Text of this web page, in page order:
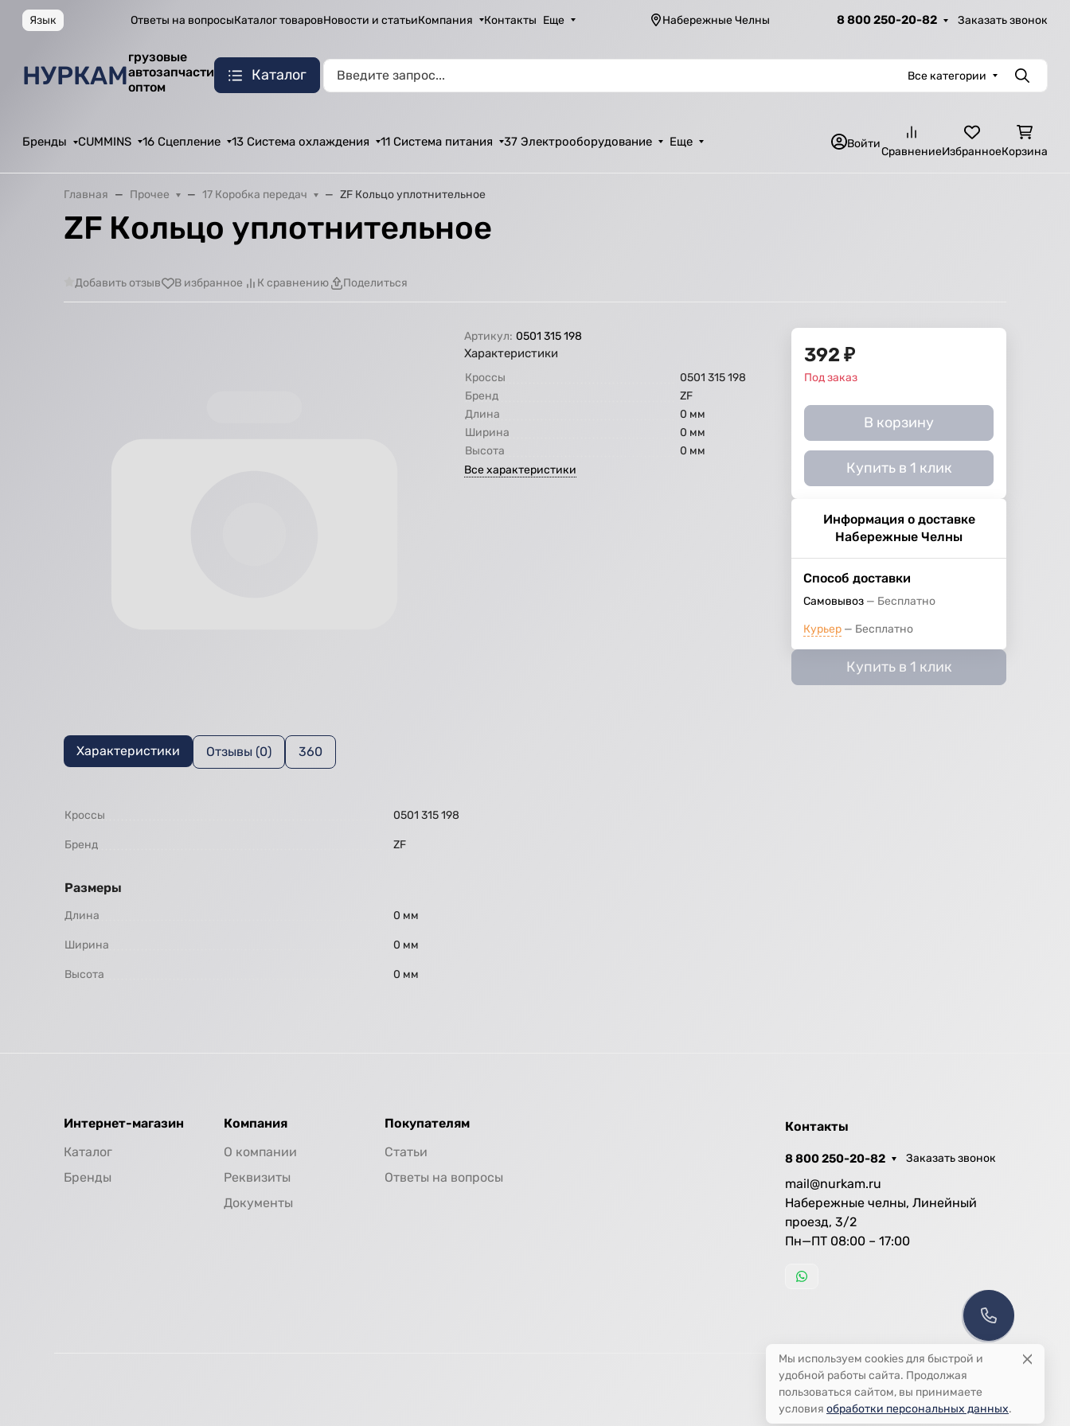
Язык Ответы на вопросыКаталог товаровНовости и статьиКомпания Контакты Еще Набережные Челны 8 800 250-20-82 Заказать звонок
НУРКАМ
грузовые
автозапчасти
оптом
Каталог Все категории Поиск
Бренды CUMMINS 16 Сцепление 13 Система охлаждения 11 Система питания 37 Электрооборудование Еще Войти
СравнениеИзбранноеКорзина
Главная Прочее 17 Коробка передач ZF Кольцо уплотнительное
ZF Кольцо уплотнительное
Добавить отзыв В избранное К сравнению Поделиться
Артикул: 0501 315 198
Характеристики
Кроссы
0501 315 198
Бренд
ZF
Длина
0 мм
Ширина
0 мм
Высота
0 мм
Все характеристики
392₽
Под заказ
В корзину
Купить в 1 клик
Информация о доставке
Набережные Челны
Способ доставки
Самовывоз Бесплатно
Курьер Бесплатно
Купить в 1 клик
Характеристики Отзывы (0) 360
Кроссы 0501 315 198
Бренд ZF
Размеры
Длина 0 мм
Ширина 0 мм
Высота 0 мм
Интернет-магазин
Каталог
Бренды
Компания
О компании
Реквизиты
Документы
Покупателям
Статьи
Ответы на вопросы
Контакты
8 800 250-20-82 Заказать звонок
mail@nurkam.ru
Набережные челны, Линейный
проезд, 3/2
Пн—ПТ 08:00 – 17:00
Мы используем cookies для быстрой и
удобной работы сайта. Продолжая
пользоваться сайтом, вы принимаете
условия обработки персональных данных.